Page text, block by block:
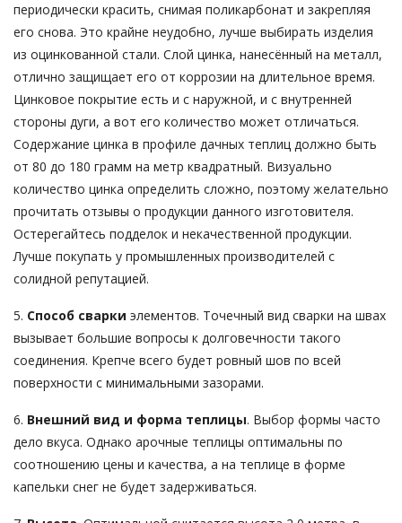
периодически красить, снимая поликарбонат и закрепляя
его снова. Это крайне неудобно, лучше выбирать изделия
из оцинкованной стали. Слой цинка, нанесённый на металл,
отлично защищает его от коррозии на длительное время.
Цинковое покрытие есть и с наружной, и с внутренней
стороны дуги, а вот его количество может отличаться.
Содержание цинка в профиле дачных теплиц должно быть
от 80 до 180 грамм на метр квадратный. Визуально
количество цинка определить сложно, поэтому желательно
прочитать отзывы о продукции данного изготовителя.
Остерегайтесь подделок и некачественной продукции.
Лучше покупать у промышленных производителей с
солидной репутацией.
5. Способ сварки элементов. Точечный вид сварки на швах
вызывает большие вопросы к долговечности такого
соединения. Крепче всего будет ровный шов по всей
поверхности с минимальными зазорами.
6. Внешний вид и форма теплицы. Выбор формы часто
дело вкуса. Однако арочные теплицы оптимальны по
соотношению цены и качества, а на теплице в форме
капельки снег не будет задерживаться.